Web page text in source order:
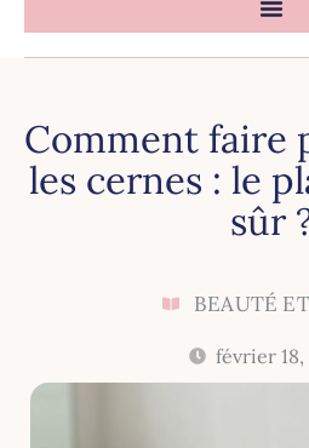
Comment faire
les cernes : le
sûr
BEAUTÉ
février 18,